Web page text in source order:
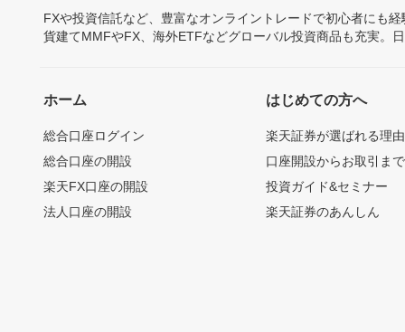
FXや投資信託など、豊富なオンライントレードで初心者にも
貨建てMMFやFX、海外ETFなどグローバル投資商品も充実。
ホーム
総合口座ログイン
総合口座の開設
楽天FX口座の開設
法人口座の開設
はじめての方へ
楽天証券が選ばれる理由
口座開設からお取引ま
投資ガイド&セミナー
楽天証券のあんしん